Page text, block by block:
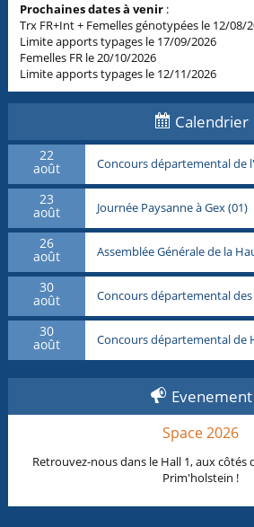
Prochaines dates à venir :
Trx FR+Int + Femelles génotypées le 12/08/
Limite apports typages le 17/09/2026
Femelles FR le 20/10/2026
Limite apports typages le 12/11/2026
Calendrier
22
août Concours départemental de
23
août Journée Paysanne à Gex (01)
26
août Assemblée Générale de la
30
août Concours départemental des
30
août Concours départemental de
Evenement
Space 2026
Retrouvez-nous dans le Hall 1, aux côtés
Prim'holstein !